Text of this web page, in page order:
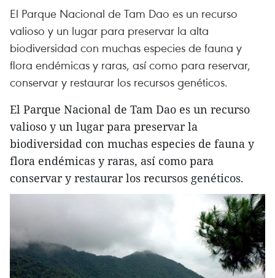
El Parque Nacional de Tam Dao es un recurso
valioso y un lugar para preservar la alta
biodiversidad con muchas especies de fauna y
flora endémicas y raras, así como para reservar,
conservar y restaurar los recursos genéticos.
El Parque Nacional de Tam Dao es un recurso
valioso y un lugar para preservar la
biodiversidad con muchas especies de fauna y
flora endémicas y raras, así como para
conservar y restaurar los recursos genéticos.